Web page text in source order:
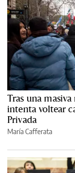
Tras una
intenta voltear
Privada
María Cafferata